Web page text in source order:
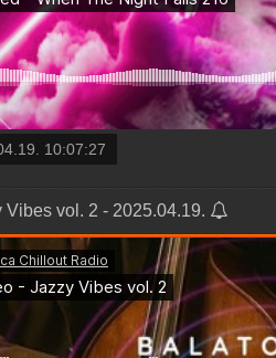
10:07:27
Vibes vol. 2 - 2025.04.19.